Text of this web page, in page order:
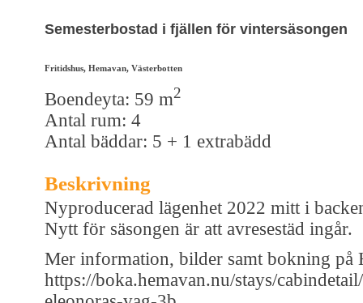
Semesterbostad i fjällen för vintersäsongen
Fritidshus, Hemavan, Västerbotten
Boendeyta: 59 m2
Antal rum: 4
Antal bäddar: 5 + 1 extrabädd
Beskrivning
Nyproducerad lägenhet 2022 mitt i
Nytt för säsongen är att avresestäd ingår.
Mer information, bilder samt bokning på
https://boka.hemavan.nu/stays/